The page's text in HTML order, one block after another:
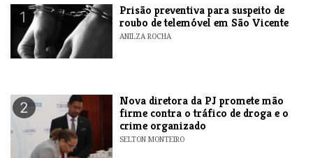
1
Prisão preventiva para suspeito de
roubo de telemóvel em São Vicente
ANILZA ROCHA
2
Nova diretora da PJ promete mão
firme contra o tráfico de droga e o
crime organizado
SELTON MONTEIRO